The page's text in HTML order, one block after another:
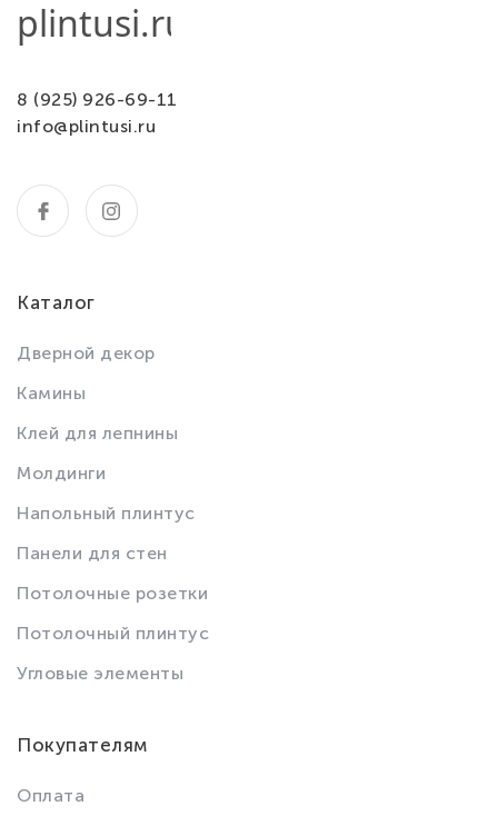
8 (925) 926-69-11
info@plintusi.ru
Каталог
Дверной декор
Камины
Клей для лепнины
Молдинги
Напольный плинтус
Панели для стен
Потолочные розетки
Потолочный плинтус
Угловые элементы
Покупателям
Оплата